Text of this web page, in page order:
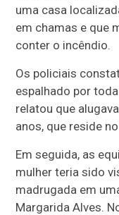
uma casa
em chamas e que
conter o incêndio.
Os policiais
espalhado por
relatou que
anos, que reside
Em seguida, as
mulher teria sido
madrugada em
Margarida Alves.